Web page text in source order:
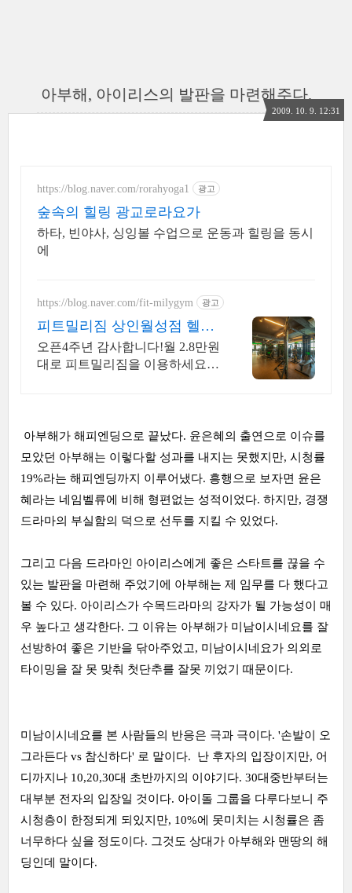
아부해, 아이리스의 발판을 마련해주다.
2009. 10. 9. 12:31
https://blog.naver.com/rorahyoga1 광고
숲속의 힐링 광교로라요가
하타, 빈야사, 싱잉볼 수업으로 운동과 힐링을 동시
에
https://blog.naver.com/fit-milygym 광고
피트밀리짐 상인월성점 헬스
+GX 월 최대 2.8만
오픈4주년 감사합니다!월 2.8만원
대로 피트밀리짐을 이용하세요!
아부해가 해피엔딩으로 끝났다. 윤은혜의 출연으로 이슈를
모았던 아부해는 이렇다할 성과를 내지는 못했지만, 시청률
19%라는 해피엔딩까지 이루어냈다. 흥행으로 보자면 윤은
혜라는 네임벨류에 비해 형편없는 성적이었다. 하지만, 경쟁
드라마의 부실함의 덕으로 선두를 지킬 수 있었다.
그리고 다음 드라마인 아이리스에게 좋은 스타트를 끊을 수
있는 발판을 마련해 주었기에 아부해는 제 임무를 다 했다고
볼 수 있다. 아이리스가 수목드라마의 강자가 될 가능성이 매
우 높다고 생각한다. 그 이유는 아부해가 미남이시네요를 잘
선방하여 좋은 기반을 닦아주었고, 미남이시네요가 의외로
타이밍을 잘 못 맞춰 첫단추를 잘못 끼었기 때문이다.
미남이시네요를 본 사람들의 반응은 극과 극이다. '손발이 오
그라든다 vs 참신하다' 로 말이다. 난 후자의 입장이지만, 어
디까지나 10,20,30대 초반까지의 이야기다. 30대중반부터는
대부분 전자의 입장일 것이다. 아이돌 그룹을 다루다보니 주
시청층이 한정되게 되있지만, 10%에 못미치는 시청률은 좀
너무하다 싶을 정도이다. 그것도 상대가 아부해와 맨땅의 해
딩인데 말이다.